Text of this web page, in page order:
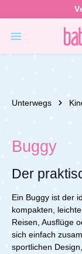
Unterwegs
Buggy
Der
Ein Buggy ist der
kompakten,
Reisen, Ausflüge
sich einfach
sportlichen